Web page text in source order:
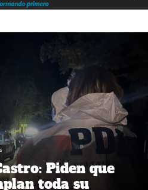
Piden que
toda su